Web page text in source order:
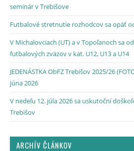
seminár v Trebišove
Futbalové stretnutie rozhodcov sa opäť
V Michalovciach (UT) a v Topoľanoch sa
futbalových zväzov v kat. U12, U13 a U14
JEDENÁSTKA ObFZ Trebišov 2025/26
júna 2026
V nedeľu 12. júla 2026 sa uskutoční
Trebišov
ARCHÍV ČLÁNKOV